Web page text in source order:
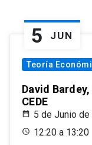
5 JUN
Teoría
David
CEDE
5 de Junio
12:20 a 13:20